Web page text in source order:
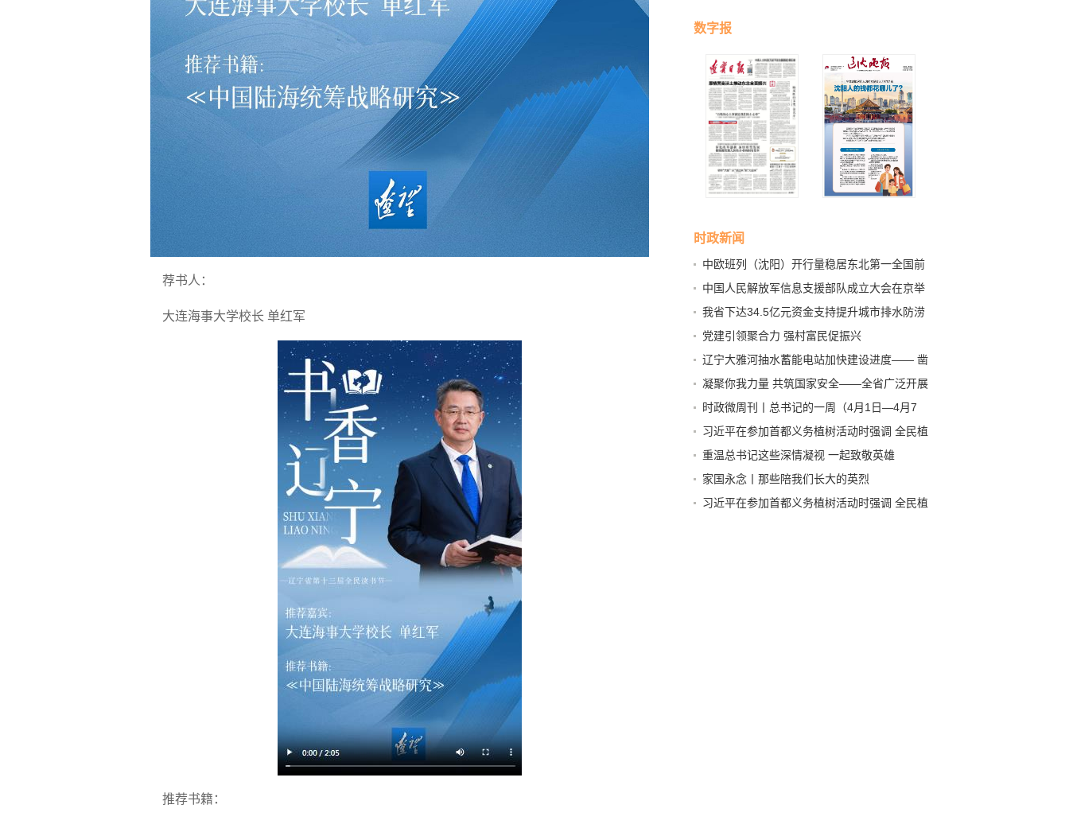
荐书人：
大连海事大学校长 单红军
推荐书籍：
数字报
时政新闻
中欧班列（沈阳）开行量稳居东北第一全国前
中国人民解放军信息支援部队成立大会在京举
行 习近平向信息支援部队授予军旗并致训词
我省下达34.5亿元资金支持提升城市排水防涝
能力 实施建设项目80个
党建引领聚合力 强村富民促振兴
辽宁大雅河抽水蓄能电站加快建设进度—— 凿
岩开山打造巨型“充电宝”
凝聚你我力量 共筑国家安全——全省广泛开展
全民国家安全教育日宣教活动
时政微周刊丨总书记的一周（4月1日—4月7
日）
习近平在参加首都义务植树活动时强调 全民植
树增绿 共建美丽中国
重温总书记这些深情凝视 一起致敬英雄
家国永念丨那些陪我们长大的英烈
习近平在参加首都义务植树活动时强调 全民植